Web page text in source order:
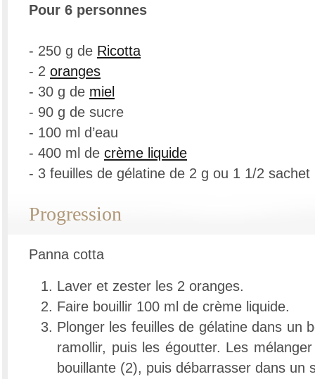
Pour 6 personnes
- 250 g de Ricotta
- 2 oranges
- 30 g de miel
- 90 g de sucre
- 100 ml d’eau
- 400 ml de crème liquide
- 3 feuilles de gélatine de 2 g ou 1 1/2 sachet
Progression
Panna cotta
Laver et zester les 2 oranges.
Faire bouillir 100 ml de crème liquide.
Plonger les feuilles de gélatine dans un
ramollir, puis les égoutter. Les
bouillante (2), puis débarrasser dans un